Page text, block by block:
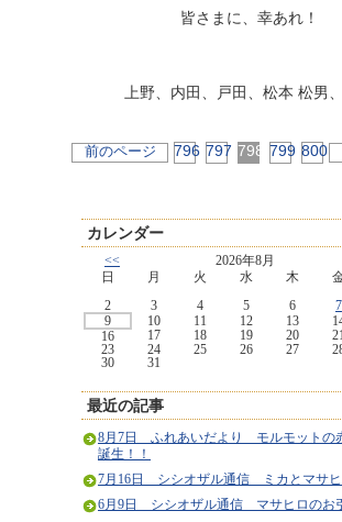
皆さまに、幸あれ！
上野、内田、戸田、松本 松男
前のページ 796 797 798 799 800
カレンダー
<< 2026年8月
日
月 火 水 木
2
3 4 5 6 7
9
10 11 12 13
16
17 18 19 20 21
23
24 25 26 27
30
31
最近の記事
8月7日 ふれあいだより モルモットの
誕生！！
7月16日 シシオザル通信 ミカとマサヒ
6月9日 シシオザル通信 マサヒロのお